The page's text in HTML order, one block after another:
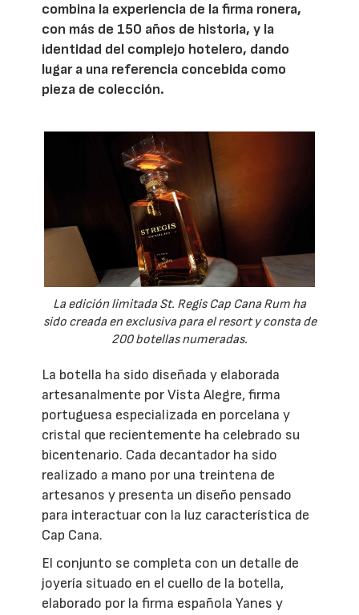
combina la experiencia de la firma ronera,
con más de 150 años de historia, y la
identidad del complejo hotelero, dando
lugar a una referencia concebida como
pieza de colección.
La edición limitada St. Regis Cap Cana Rum ha
sido creada en exclusiva para el resort y consta de
200 botellas numeradas.
La botella ha sido diseñada y elaborada
artesanalmente por Vista Alegre, firma
portuguesa especializada en porcelana y
cristal que recientemente ha celebrado su
bicentenario. Cada decantador ha sido
realizado a mano por una treintena de
artesanos y presenta un diseño pensado
para interactuar con la luz característica de
Cap Cana.
El conjunto se completa con un detalle de
joyería situado en el cuello de la botella,
elaborado por la firma española Yanes y